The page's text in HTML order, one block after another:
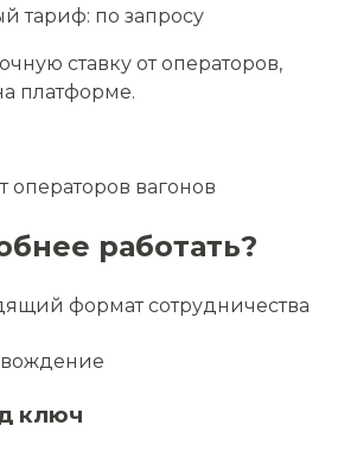
тариф: по запросу
ставку от операторов,
платформе.
операторов вагонов
работать?
формат сотрудничества
ключ